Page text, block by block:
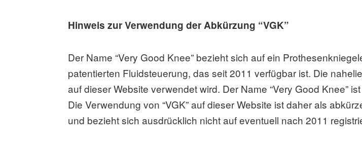
Hinweis zur Verwendung der Abkürzung “VGK”
Der Name “Very Good Knee” bezieht sich auf ein
patentierten Fluidsteuerung, das seit 2011 verfügbar ist. Die
auf dieser Website verwendet wird. Der Name “Very Good Knee”
Die Verwendung von “VGK” auf dieser Website ist daher als
und bezieht sich ausdrücklich nicht auf eventuell nach 2011